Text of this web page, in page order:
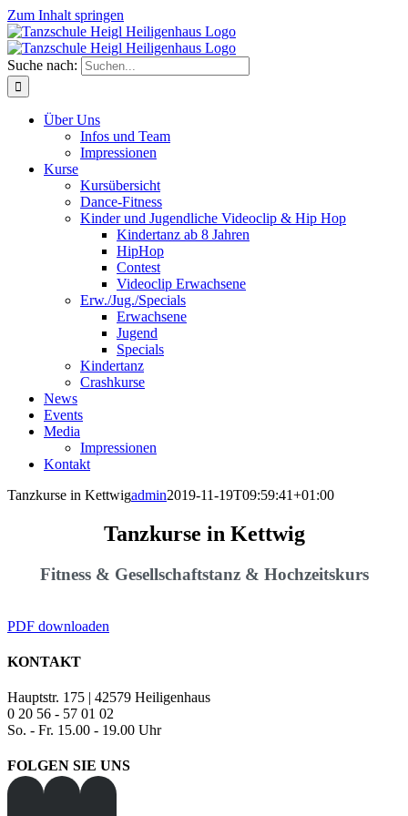
Zum Inhalt springen
Suche nach:
Über Uns
Infos und Team
Impressionen
Kurse
Kursübersicht
Dance-Fitness
Kinder und Jugendliche Videoclip & Hip Hop
Kindertanz ab 8 Jahren
HipHop
Contest
Videoclip Erwachsene
Erw./Jug./Specials
Erwachsene
Jugend
Specials
Kindertanz
Crashkurse
News
Events
Media
Impressionen
Kontakt
Tanzkurse in Kettwigadmin2019-11-19T09:59:41+01:00
Tanzkurse in Kettwig
Fitness & Gesellschaftstanz & Hochzeitskurs
PDF downloaden
KONTAKT
Hauptstr. 175 | 42579 Heiligenhaus
0 20 56 - 57 01 02
So. - Fr. 15.00 - 19.00 Uhr
FOLGEN SIE UNS